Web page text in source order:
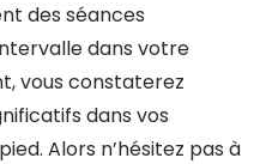
des séances
dans votre
vous constaterez
dans vos
Alors n’hésitez pas à